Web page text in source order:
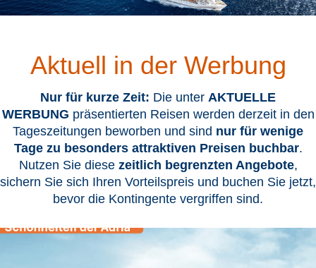
Aktuell in der Werbung
Nur für kurze Zeit: Die unter AKTUELLE
WERBUNG präsentierten Reisen werden derzeit in den
Tageszeitungen beworben und sind nur für wenige
Tage zu besonders attraktiven Preisen buchbar.
Nutzen Sie diese zeitlich begrenzten Angebote,
sichern Sie sich Ihren Vorteilspreis und buchen Sie jetzt,
bevor die Kontingente vergriffen sind.